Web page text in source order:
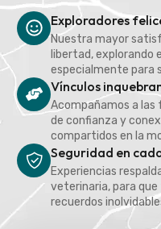
Exploradores
Nuestra mayor
libertad, explorando
especialmente para
Vínculos
Acompañamos a las
de confianza y
compartidos en la
Seguridad en
Experiencias
veterinaria, para
recuerdos